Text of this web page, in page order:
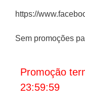
https://
Sem promoções
Promoção
23:59:59